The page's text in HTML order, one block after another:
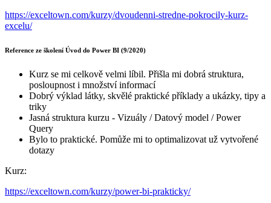
https://exceltown.com/kurzy/dvoudenni-stredne-pokrocily-kurz-
excelu/
Reference ze školení Úvod do Power BI (9/2020)
Kurz se mi celkově velmi líbil. Přišla mi dobrá struktura,
posloupnost i množství informací
Dobrý výklad látky, skvělé praktické příklady a ukázky, tipy a
triky
Jasná struktura kurzu - Vizuály / Datový model / Power
Query
Bylo to praktické. Pomůže mi to optimalizovat už vytvořené
dotazy
Kurz:
https://exceltown.com/kurzy/power-bi-prakticky/